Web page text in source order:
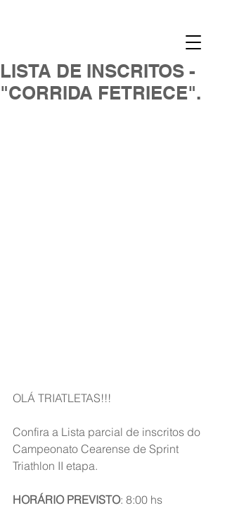
LISTA DE INSCRITOS -
"CORRIDA FETRIECE".
OLÁ TRIATLETAS!!!
Confira a Lista parcial de inscritos do
Campeonato Cearense de Sprint
Triathlon II etapa.
HORÁRIO PREVISTO: 8:00 hs